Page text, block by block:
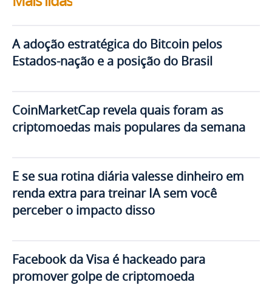
A adoção estratégica do Bitcoin pelos
Estados-nação e a posição do Brasil
CoinMarketCap revela quais foram as
criptomoedas mais populares da semana
E se sua rotina diária valesse dinheiro em
renda extra para treinar IA sem você
perceber o impacto disso
Facebook da Visa é hackeado para
promover golpe de criptomoeda